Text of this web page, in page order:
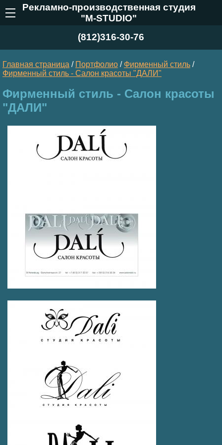
Рекламно-производственная студия
"M-STUDIO"
(812)316-30-76
Главная страница / Портфолио / Фирменный стиль /
Фирменный стиль - Cалон красоты "ДАЛИ"
Фирменный стиль - Cалон красоты
"ДАЛИ"